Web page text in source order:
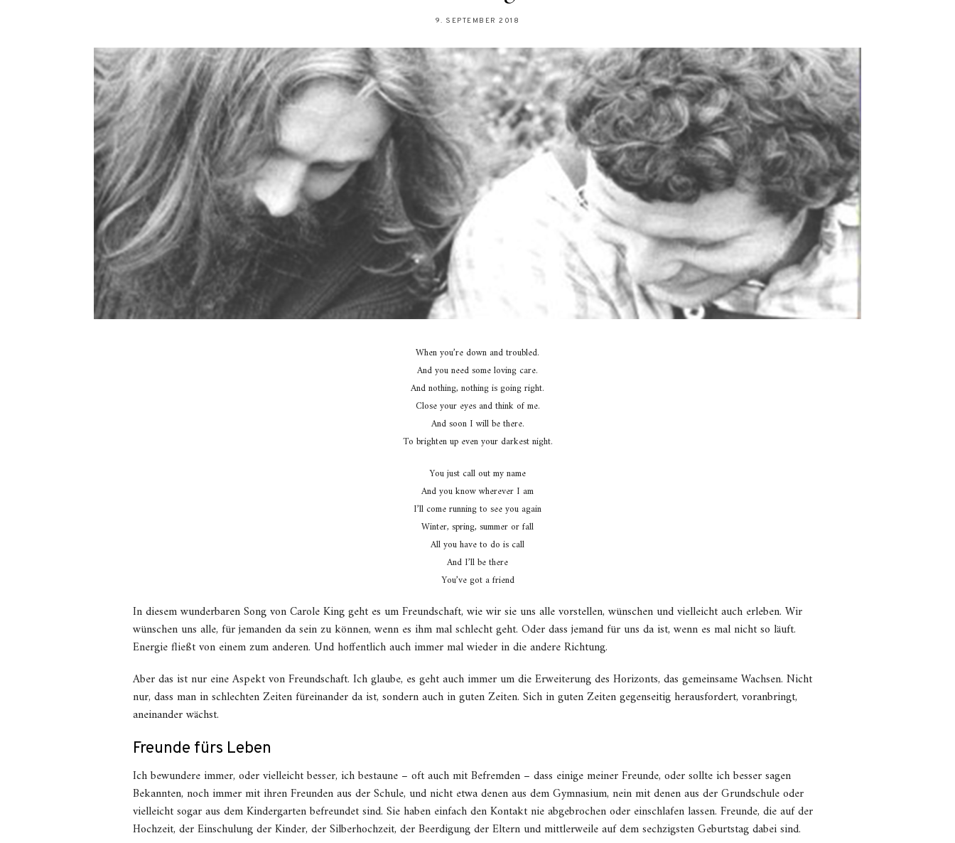
9. SEPTEMBER 2018
When you’re down and troubled.
And you need some loving care.
And nothing, nothing is going right.
Close your eyes and think of me.
And soon I will be there.
To brighten up even your darkest night.
You just call out my name
And you know wherever I am
I’ll come running to see you again
Winter, spring, summer or fall
All you have to do is call
And I’ll be there
You’ve got a friend
In diesem wunderbaren Song von Carole King geht es um Freundschaft, wie wir sie uns alle vorstellen, wünschen und vielleicht auch erleben. Wir
wünschen uns alle, für jemanden da sein zu können, wenn es ihm mal schlecht geht. Oder dass jemand für uns da ist, wenn es mal nicht so läuft.
Energie fließt von einem zum anderen. Und hoffentlich auch immer mal wieder in die andere Richtung.
Aber das ist nur eine Aspekt von Freundschaft. Ich glaube, es geht auch immer um die Erweiterung des Horizonts, das gemeinsame Wachsen. Nicht
nur, dass man in schlechten Zeiten füreinander da ist, sondern auch in guten Zeiten. Sich in guten Zeiten gegenseitig herausfordert, voranbringt,
aneinander wächst.
Freunde fürs Leben
Ich bewundere immer, oder vielleicht besser, ich bestaune – oft auch mit Befremden – dass einige meiner Freunde, oder sollte ich besser sagen
Bekannten, noch immer mit ihren Freunden aus der Schule, und nicht etwa denen aus dem Gymnasium, nein mit denen aus der Grundschule oder
vielleicht sogar aus dem Kindergarten befreundet sind. Sie haben einfach den Kontakt nie abgebrochen oder einschlafen lassen. Freunde, die auf der
Hochzeit, der Einschulung der Kinder, der Silberhochzeit, der Beerdigung der Eltern und mittlerweile auf dem sechzigsten Geburtstag dabei sind.